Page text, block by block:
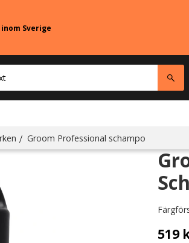
Sverige
Groom Professional schampo
519